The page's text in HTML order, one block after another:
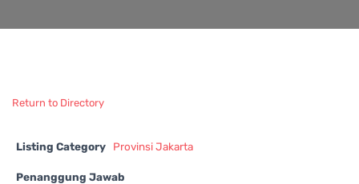
Return to Directory
Listing Category Provinsi Jakarta
Penanggung Jawab